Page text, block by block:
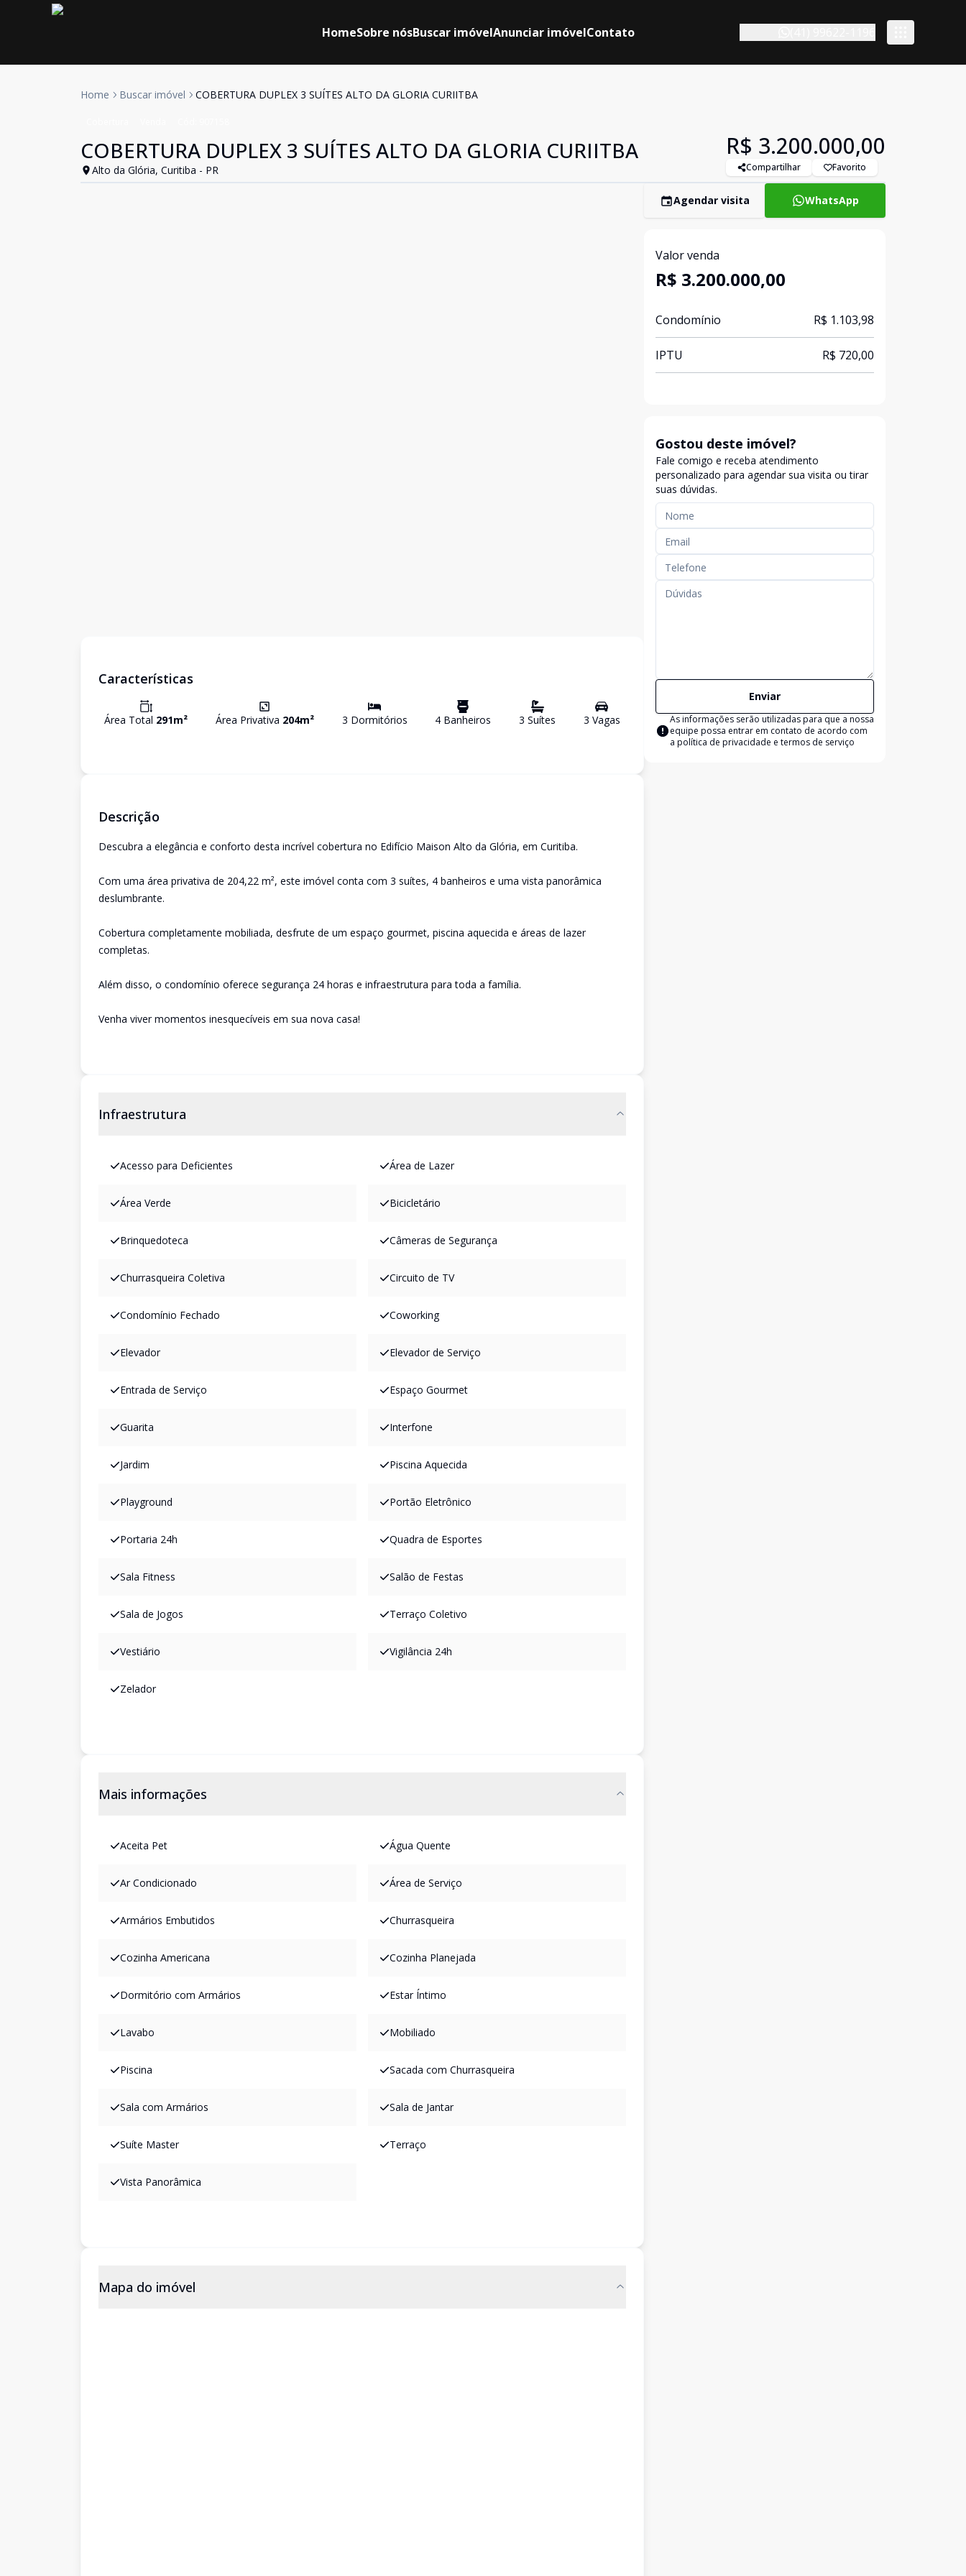
HomeSobre nósBuscar imóvelAnunciar imóvelContato
Home Buscar imóvel COBERTURA DUPLEX 3 SUÍTES ALTO DA GLORIA CURIITBA
COBERTURA DUPLEX 3 SUÍTES ALTO DA GLORIA CURIITBA
Alto da Glória, Curitiba - PR
R$ 3.200.000,00
Compartilhar Favorito
Características
Área Total 291m² Área Privativa 204m² 3 Dormitórios 4 Banheiros 3 Suítes 3 Vagas
Descrição
Descubra a elegância e conforto desta incrível cobertura no Edifício Maison Alto da Glória, em Curitiba.
Com uma área privativa de 204,22 m², este imóvel conta com 3 suítes, 4 banheiros e uma vista panorâmica
deslumbrante.
Cobertura completamente mobiliada, desfrute de um espaço gourmet, piscina aquecida e áreas de lazer
completas.
Além disso, o condomínio oferece segurança 24 horas e infraestrutura para toda a família.
Venha viver momentos inesquecíveis em sua nova casa!
Infraestrutura
Acesso para Deficientes Área de Lazer
Área Verde Bicicletário
Brinquedoteca Câmeras de Segurança
Churrasqueira Coletiva Circuito de TV
Condomínio Fechado Coworking
Elevador Elevador de Serviço
Entrada de Serviço Espaço Gourmet
Guarita Interfone
Jardim Piscina Aquecida
Playground Portão Eletrônico
Portaria 24h Quadra de Esportes
Sala Fitness Salão de Festas
Sala de Jogos Terraço Coletivo
Vestiário Vigilância 24h
Zelador
Mais informações
Aceita Pet Água Quente
Ar Condicionado Área de Serviço
Armários Embutidos Churrasqueira
Cozinha Americana Cozinha Planejada
Dormitório com Armários Estar Íntimo
Lavabo Mobiliado
Piscina Sacada com Churrasqueira
Sala com Armários Sala de Jantar
Suíte Master Terraço
Vista Panorâmica
Mapa do imóvel
Agendar visita WhatsApp
Valor venda
R$ 3.200.000,00
Condomínio R$ 1.103,98
IPTU R$ 720,00
Gostou deste imóvel?
Fale comigo e receba atendimento
personalizado para agendar sua visita ou tirar
suas dúvidas.
Enviar
As informações serão utilizadas para que a nossa
equipe possa entrar em contato de acordo com
a política de privacidade e termos de serviço